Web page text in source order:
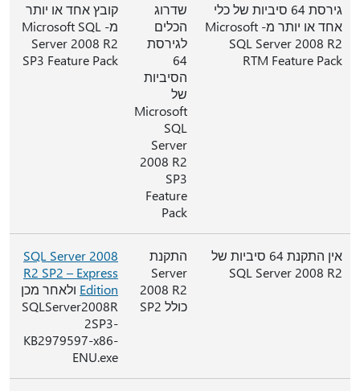
גירסת 64 סיביות של כלי
אחד או יותר מ- Microsoft
SQL Server 2008 R2
RTM Feature Pack
שדרוג
הכלים
לגירסת
64
הסיביות
של
Microsoft
SQL
Server
2008 R2
SP3
Feature
Pack
קובץ אחד או יותר
מ- Microsoft SQL
Server 2008 R2
SP3 Feature Pack
אין התקנת 64 סיביות של
SQL Server 2008 R2
התקנת
Server
2008 R2
כולל SP2
SQL Server 2008
R2 SP2 – Express
Edition ולאחר מכן
SQLServer2008R
2SP3-
KB2979597-x86-
ENU.exe